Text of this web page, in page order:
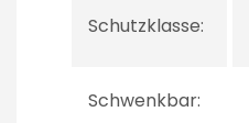
Schutzklasse:
Schwenkbar: